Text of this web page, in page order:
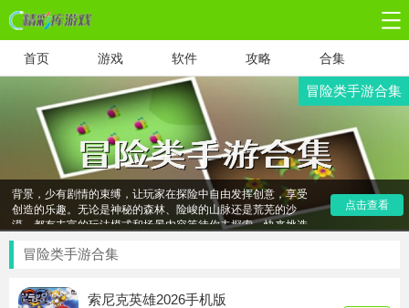
首页 游戏 软件 攻略 合集
冒险类手游合集
冒险类手游合集，汇聚了一系列精彩纷呈的冒险游戏，让你随
时随地沉浸在紧张刺激的冒险旅程中。这些游戏以开放世界为
背景，少有剧情的束缚，让玩家在探险中自由发挥创意，享受
创造的乐趣。无论是神秘的森林、险峻的山脉还是荒芜的沙
漠，都有丰富的玩法模式和场景内容等待你去探索。快来挑选
你心仪的冒险手游，下载体验吧！在这里，你将开启一段充满
未知与惊喜的冒险之旅，让你的冒险精神得到充分的释放和满
点击查看
冒险类手游合集
索尼克英雄2026手机版